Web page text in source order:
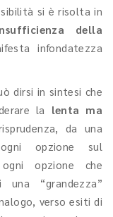
si è risolta in
della
infondatezza
dirsi in sintesi che
la lenta ma
da una
opzione sul
opzione che
una “grandezza”
verso esiti di